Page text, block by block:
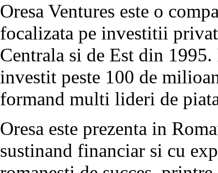
Oresa Ventures este o
focalizata pe investitii
Centrala si de Est din
investit peste 100 de
formand multi lideri de
Oresa este prezenta in
sustinand financiar si cu